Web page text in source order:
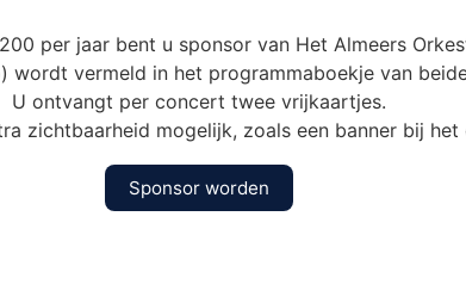
per jaar bent u sponsor van Het Almeers
wordt vermeld in het programmaboekje van
U ontvangt per concert twee vrijkaartjes.
zichtbaarheid mogelijk, zoals een banner bij het
Sponsor worden